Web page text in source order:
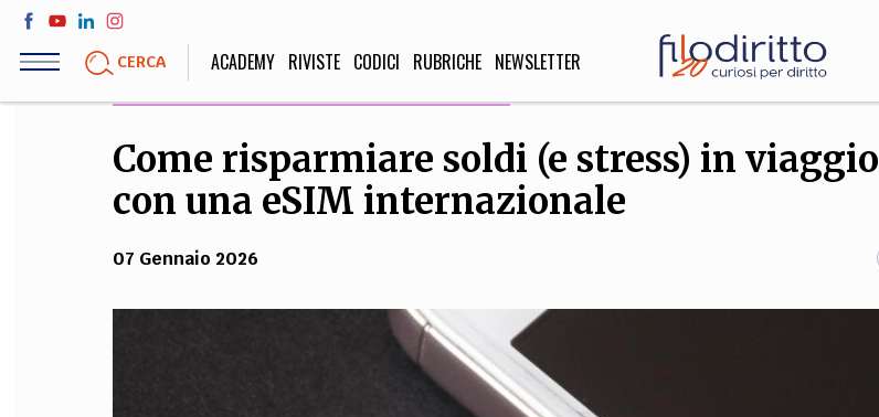
Salta
contenuto
CERCA ACADEMY RIVISTE CODICI RUBRICHE NEWSLETTER
LIFE STYLE
Sport, Cucina, Viaggi,
SOCIETÀ
Politica, Attualità,
STORIA E FILOSOFIA
Scienze storiche,
umanistiche, Religione
Come risparmiare soldi (e stress) in viaggio
con una eSIM internazionale
07 Gennaio 2026